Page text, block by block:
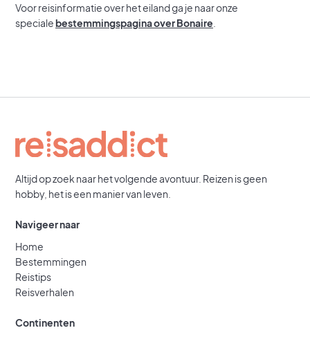
Voor reisinformatie over het eiland ga je naar onze
specialebestemmingspagina over Bonaire
Altijd op zoek naar het volgende avontuur. Reizen is geen
hobby, het is een manier van leven.
Navigeer naar
Home
Bestemmingen
Reistips
Reisverhalen
Continenten